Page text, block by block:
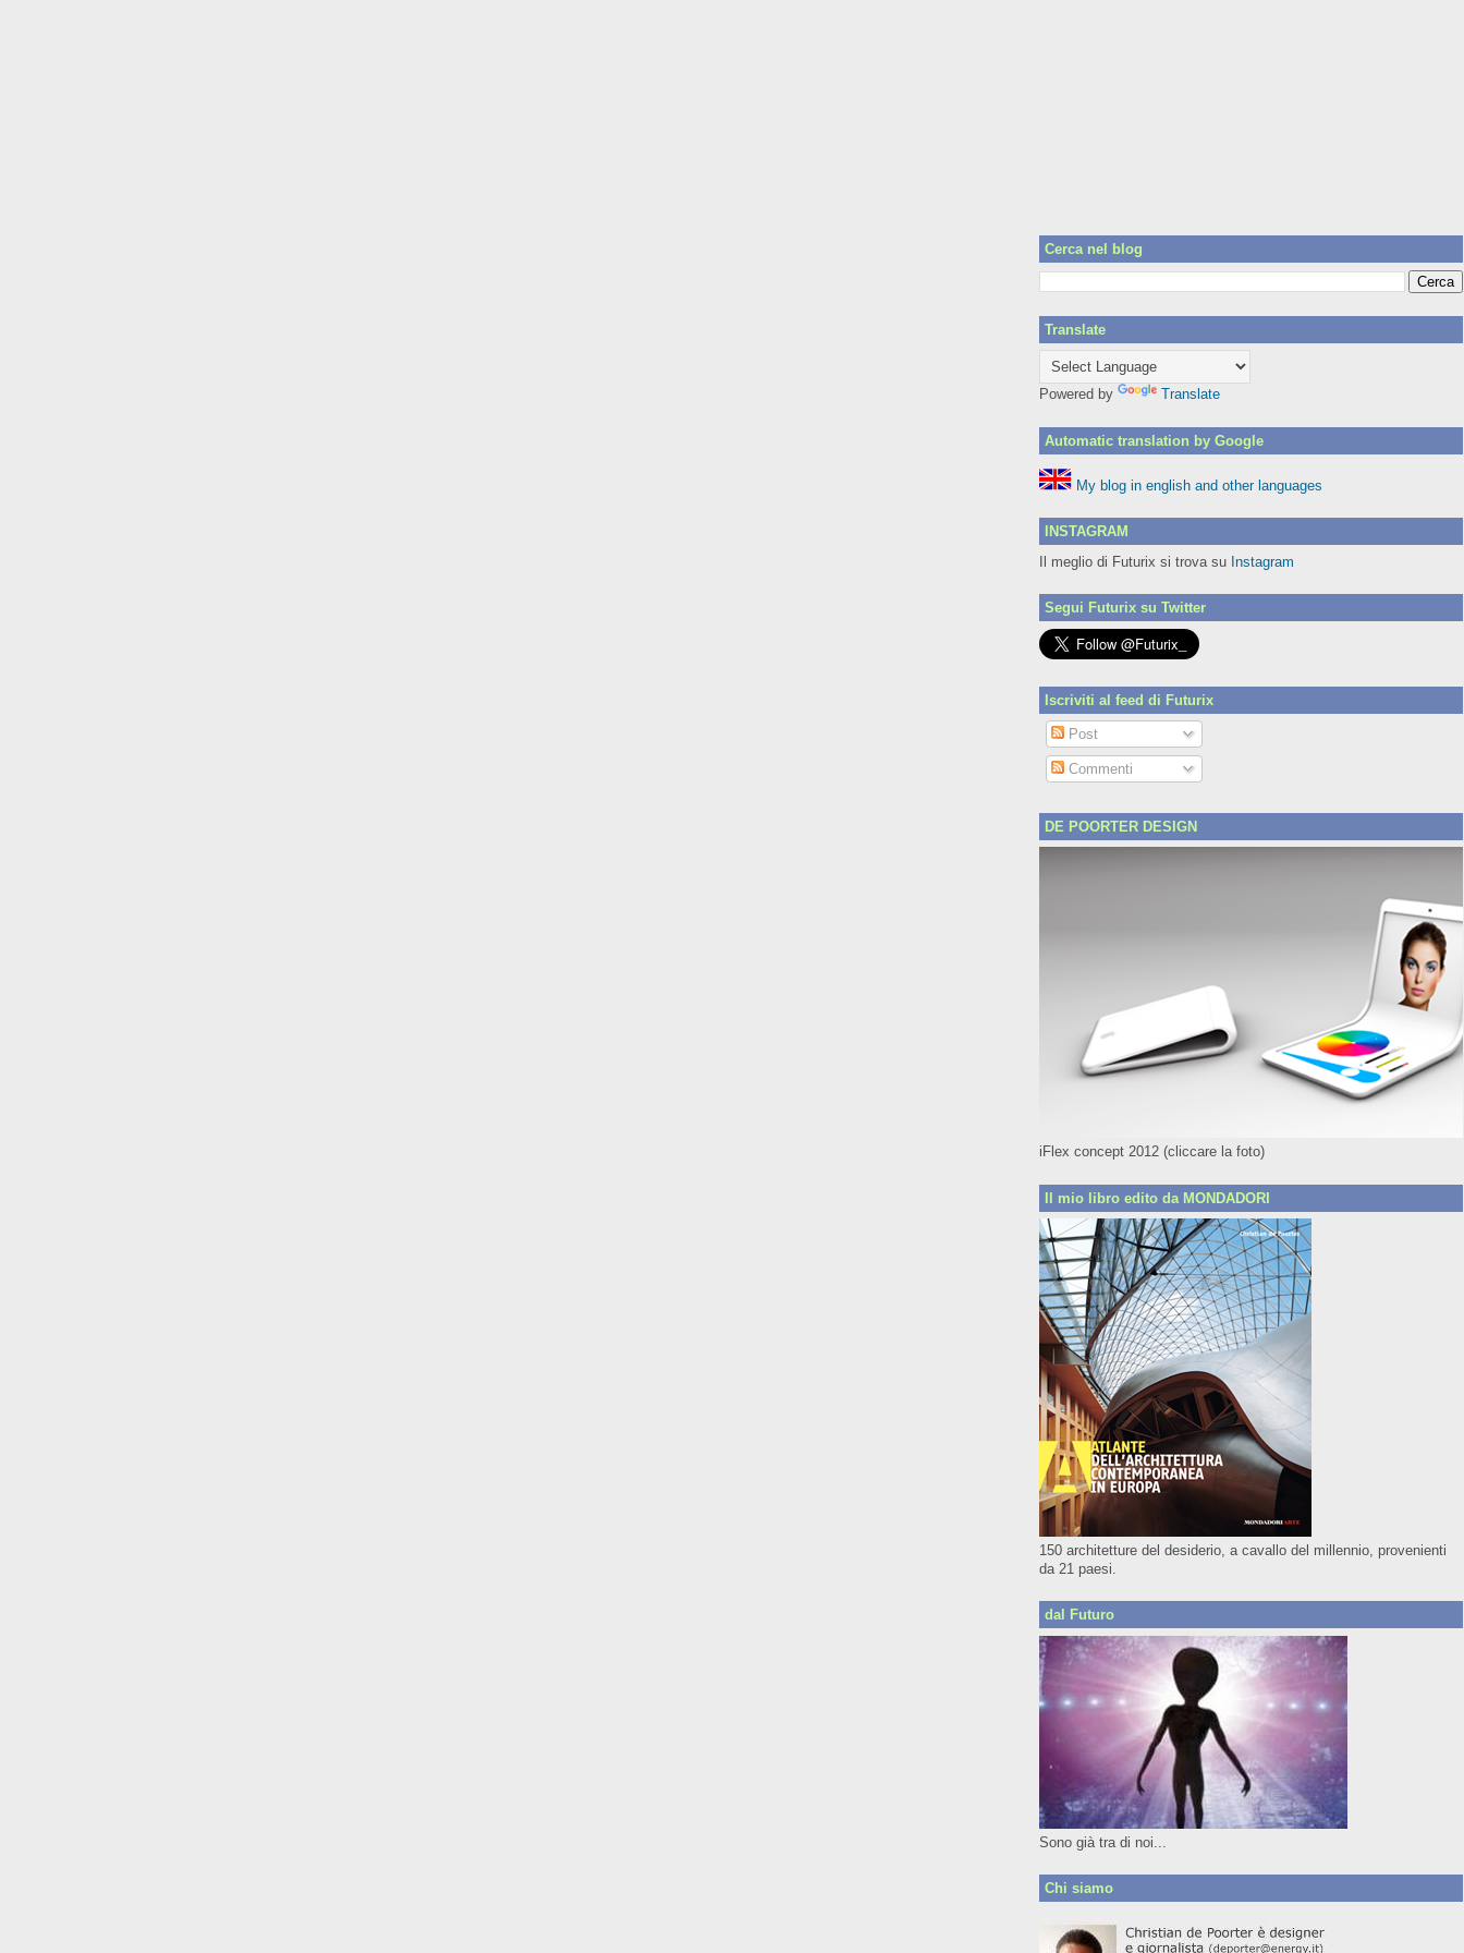
Cerca nel blog
Translate
Powered by Translate
Automatic translation by Google
My blog in english and other languages
INSTAGRAM
Il meglio di Futurix si trova su Instagram
Segui Futurix su Twitter
Iscriviti al feed di Futurix
Post
Commenti
DE POORTER DESIGN
iFlex concept 2012 (cliccare la foto)
Il mio libro edito da MONDADORI
150 architetture del desiderio, a cavallo del millennio, provenienti
da 21 paesi.
dal Futuro
Sono già tra di noi...
Chi siamo